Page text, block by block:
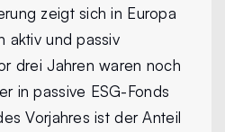
zeigt sich in Europa
aktiv und passiv
drei Jahren waren noch
in passive ESG-Fonds
Vorjahres ist der Anteil